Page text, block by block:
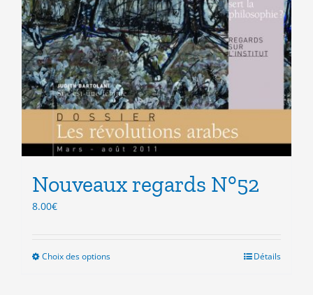
Nouveaux regards N°52
8.00€
Choix des optionsCe
Détails